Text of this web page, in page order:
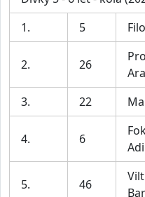
1.
5
2. 26
3. 22
4. 6
5. 46